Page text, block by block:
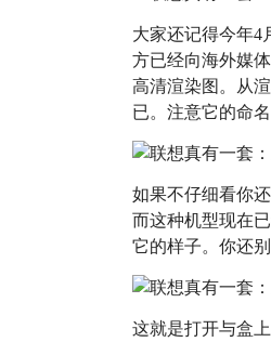
大家还记得今年4
方已经向海外媒
高清渲染图。从
已。注意它的命
如果不仔细看你
而这种机型现在
它的样子。你还
这就是打开与盒